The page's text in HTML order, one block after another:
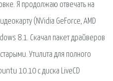
Я продолжаю отвечать на
(NVidia GeForce, AMD
8.1. Скачал пакет драйверов
Утилита для полного
10.10 с диска LiveCD